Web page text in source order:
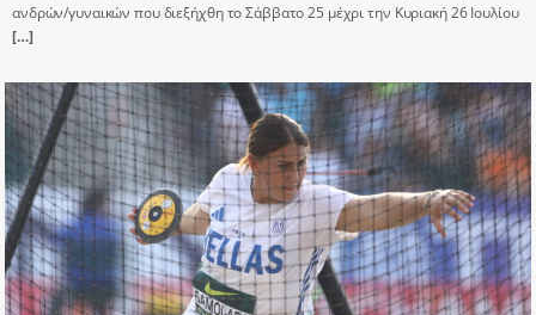
ανδρών/γυναικών που διεξήχθη το Σάββατο 25 μέχρι την Κυριακή 26 Ιουλίου
[…]